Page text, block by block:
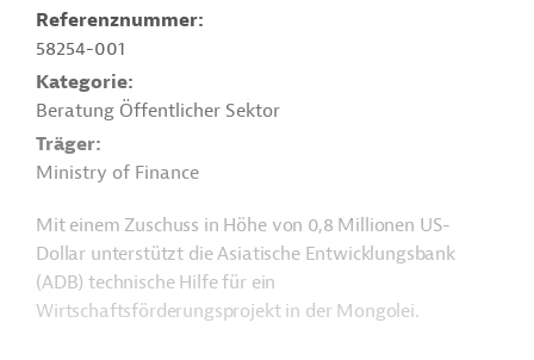
Referenznummer
58254-001
Kategorie
Beratung Öffentlicher Sektor
Träger
Ministry of Finance
Mit einem Zuschuss in Höhe von 0,8 Millionen US-
Dollar unterstützt die Asiatische Entwicklungsbank
(ADB) technische Hilfe für ein
Wirtschaftsförderungsprojekt in der Mongolei.